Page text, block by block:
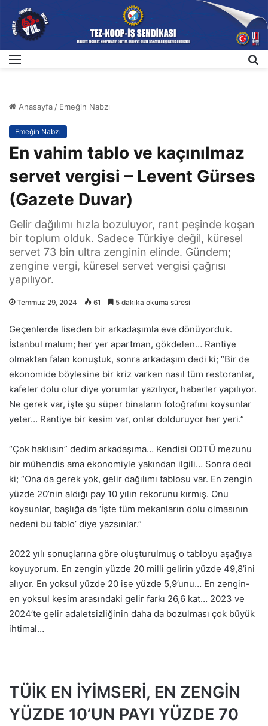
Anasayfa/ Emeğin Nabzı
Emeğin Nabzı
En vahim tablo ve kaçınılmaz
servet vergisi – Levent Gürses
(Gazete Duvar)
Gelir dağılımı hızla bozuluyor, rant peşinde koşan
bir toplum olduk. Sadece Türkiye değil, küresel
servet 73 bin ultra zenginin elinde. Gündem;
zengine vergi, küresel servet vergisi çağrısı
yapılıyor.
Temmuz 29, 2024 61 5 dakika okuma süresi
Geçenlerde liseden bir arkadaşımla eve dönüyorduk.
İstanbul malum; her yer apartman, gökdelen… Rantiye
olmaktan falan konuştuk, sonra arkadaşım dedi ki; “Bir de
ekonomide böylesine bir kriz varken nasıl tüm restoranlar,
kafeler dolu olur diye yorumlar yazılıyor, haberler yapılıyor.
Ne gerek var, işte şu süper binaların fotoğrafını koysunlar
yeter… Rantiye bir kesim var, onlar dolduruyor her yeri.”
“Çok haklısın” dedim arkadaşıma… Kendisi ODTÜ mezunu
bir mühendis ama ekonomiyle yakından ilgili… Sonra dedi
ki; “Ona da gerek yok, gelir dağılımı tablosu var. En zengin
yüzde 20’nin aldığı pay 10 yılın rekorunu kırmış. Onu
koysunlar, başlığa da ‘İşte tüm mekanların dolu olmasının
nedeni bu tablo’ diye yazsınlar.”
2022 yılı sonuçlarına göre oluşturulmuş o tabloyu aşağıya
koyuyorum. En zengin yüzde 20 milli gelirin yüzde 49,8’ini
alıyor. En yoksul yüzde 20 ise yüzde 5,9’unu… En zengin-
en yoksul kesim arasındaki gelir farkı 26,6 kat… 2023 ve
2024’te gelir adaletsizliğinin daha da bozulması çok büyük
ihtimal…
TÜİK EN İYİMSERİ, EN ZENGİN
YÜZDE 10’UN PAYI YÜZDE 70